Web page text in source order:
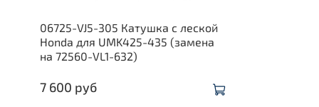
06725-VJ5-305 Катушка с леской
Honda для UMK425-435 (замена
на 72560-VL1-632)
7 600 руб